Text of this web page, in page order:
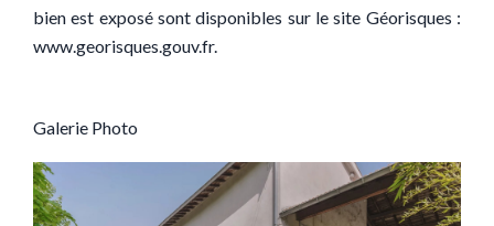
bien est exposé sont disponibles sur le site Géorisques :
www.georisques.gouv.fr.
Galerie Photo